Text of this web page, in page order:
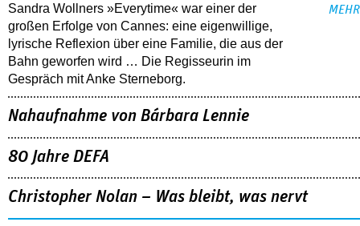
Sandra Wollners »Everytime« war einer der
großen Erfolge von Cannes: eine eigenwillige,
lyrische Reflexion über eine ­Familie, die aus der
Bahn geworfen wird … Die Regisseurin im
Gespräch mit Anke Sterneborg.
MEHR
Nahaufnahme von Bárbara Lennie
80 Jahre DEFA
Christopher Nolan – Was bleibt, was nervt